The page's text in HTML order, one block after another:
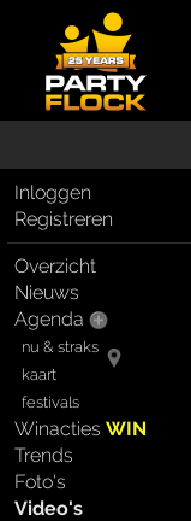
Inloggen
Registreren
Overzicht
Nieuws
Agenda
nu & straks
kaart
festivals
WinactiesWIN
Trends
Foto's
Video's